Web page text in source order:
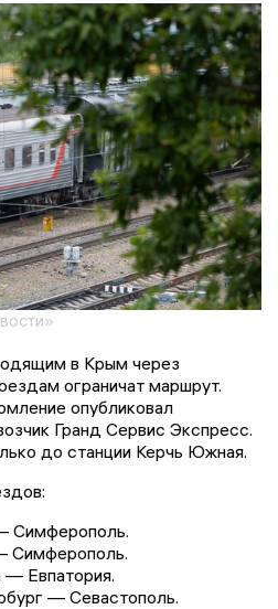
в Крым через
ограничат маршрут.
опубликовал
Гранд Сервис Экспресс.
до станции Керчь Южная.
Евпатория.
— Севастополь.